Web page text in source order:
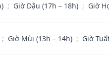
; Giờ Dậu (17h – 18h) ; Giờ
; Giờ Mùi (13h – 14h) ; Giờ